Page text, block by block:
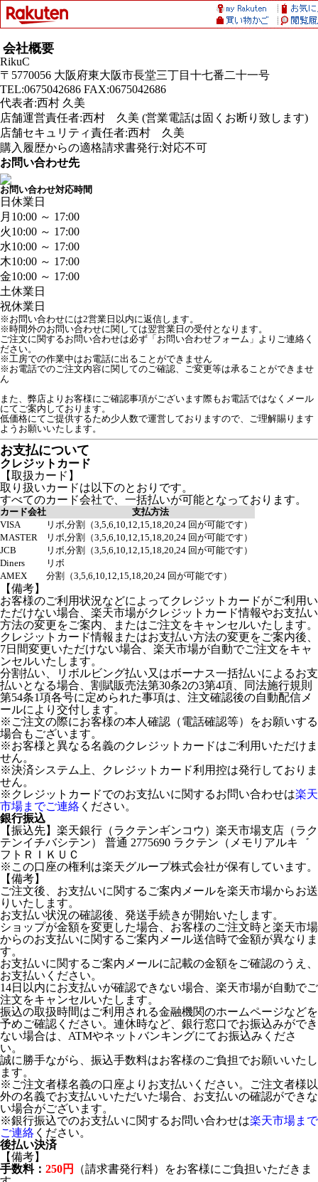
会社概要
RikuC
〒5770056 大阪府東大阪市長堂三丁目十七番二十一号
TEL:0675042686 FAX:0675042686
代表者:西村 久美
店舗運営責任者:西村 久美 (営業電話は固くお断り致します)
店舗セキュリティ責任者:西村 久美
購入履歴からの適格請求書発行:対応不可
お問い合わせ先
お問い合わせ対応時間
日 休業日
月 10:00 ～ 17:00
火10:00 ～ 17:00
水10:00 ～ 17:00
木10:00 ～ 17:00
金10:00 ～ 17:00
土休業日
祝休業日
※お問い合わせには2営業日以内に返信します。
※時間外のお問い合わせに関しては翌営業日の受付となります。
ご注文に関するお問い合わせは必ず「お問い合わせフォーム」よりご連絡く
ださい。
※工房での作業中はお電話に出ることができません
※お電話でのご注文内容に関してのご確認、ご変更等は承ることができませ
ん
また、弊店よりお客様にご確認事項がございます際もお電話ではなくメール
にてご案内しております。
低価格にてご提供するため少人数で運営しておりますので、ご理解賜ります
ようお願いいたします。
お支払について
クレジットカード
【取扱カード】
取り扱いカードは以下のとおりです。
すべてのカード会社で、一括払いが可能となっております。
カード会社
支払方法
VISA
リボ,分割（3,5,6,10,12,15,18,20,24 回が可能です）
MASTER
リボ,分割（3,5,6,10,12,15,18,20,24 回が可能です）
JCB
リボ,分割（3,5,6,10,12,15,18,20,24 回が可能です）
Diners
リボ
AMEX
分割（3,5,6,10,12,15,18,20,24 回が可能です）
【備考】
お客様のご利用状況などによってクレジットカードがご利用い
ただけない場合、楽天市場がクレジットカード情報やお支払い
方法の変更をご案内、またはご注文をキャンセルいたします。
クレジットカード情報またはお支払い方法の変更をご案内後、
7日間変更いただけない場合、楽天市場が自動でご注文をキャ
ンセルいたします。
分割払い、リボルビング払い又はボーナス一括払いによるお支
払いとなる場合、割賦販売法第30条2の3第4項、同法施行規則
第54条1項各号に定められた事項は、注文確認後の自動配信メ
ールにより交付します。
※ご注文の際にお客様の本人確認（電話確認等）をお願いする
場合もございます。
※お客様と異なる名義のクレジットカードはご利用いただけま
せん。
※決済システム上、クレジットカード利用控は発行しておりま
せん。
※クレジットカードでのお支払いに関するお問い合わせは楽天
市場までご連絡 ください。
銀行振込
【振込先】楽天銀行（ラクテンギンコウ）楽天市場支店（ラク
テンイチバシテン） 普通 2775690 ラクテン（メモリアルキ゛
フトＲＩＫＵＣ
※この口座の権利は楽天グループ株式会社が保有しています。
【備考】
ご注文後、お支払いに関するご案内メールを楽天市場からお送
りいたします。
お支払い状況の確認後、発送手続きが開始いたします。
ショップが金額を変更した場合、お客様のご注文時と楽天市場
からのお支払いに関するご案内メール送信時で金額が異なりま
す。
お支払いに関するご案内メールに記載の金額をご確認のうえ、
お支払いください。
14日以内にお支払いが確認できない場合、楽天市場が自動でご
注文をキャンセルいたします。
振込の取扱時間はご利用される金融機関のホームページなどを
予めご確認ください。連休時など、銀行窓口でお振込みができ
ない場合は、ATMやネットバンキングにてお振込みくださ
い。
誠に勝手ながら、振込手数料はお客様のご負担でお願いいたし
ます。
※ご注文者様名義の口座よりお支払いください。ご注文者様以
外の名義でお支払いいただいた場合、お支払いの確認ができな
い場合がございます。
※銀行振込でのお支払いに関するお問い合わせは楽天市場まで
ご連絡 ください。
後払い決済
【備考】
手数料： 250円
（請求書発行料）をお客様にご負担いただきま